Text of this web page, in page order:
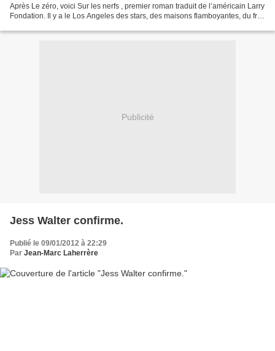
Après Le zéro, voici Sur les nerfs , premier roman traduit de l’américain Larry
Fondation. Il y a le Los Angeles des stars, des maisons flamboyantes, du fric,
Publicité
Jess Walter confirme.
Publié le 09/01/2012 à 22:29
Par Jean-Marc Laherrère